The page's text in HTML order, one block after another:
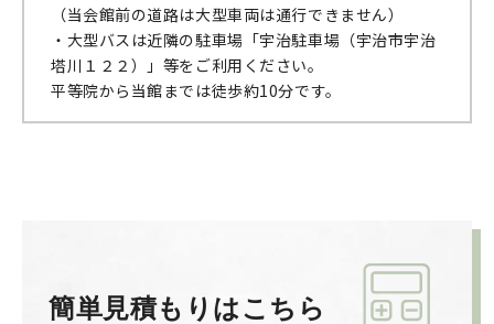
（当会館前の道路は大型車両は通行できません）
・大型バスは近隣の駐車場「宇治駐車場（宇治市宇治
塔川１２２）」等をご利用ください。
平等院から当館までは徒歩約10分です。
簡単見積もりはこちら